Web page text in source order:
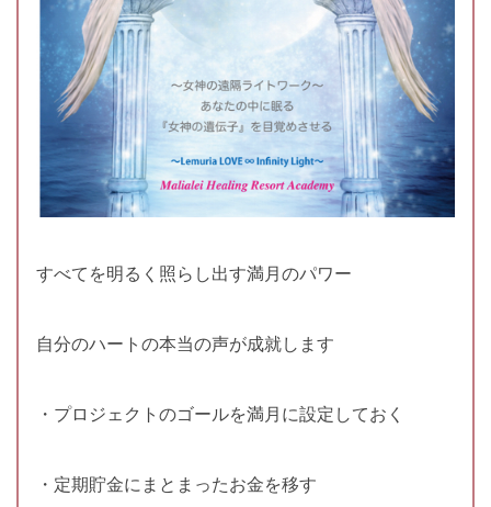
すべてを明るく照らし出す満月のパワー
自分のハートの本当の声が成就します
・プロジェクトのゴールを満月に設定しておく
・定期貯金にまとまったお金を移す